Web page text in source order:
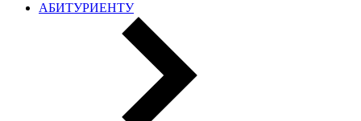
АБИТУРИЕНТУ